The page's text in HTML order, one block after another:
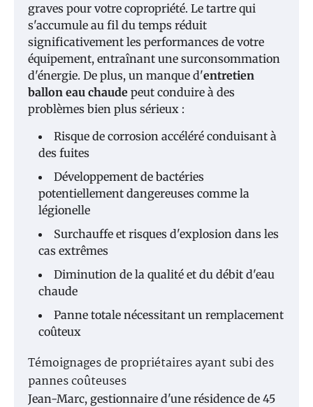
graves pour votre copropriété. Le tartre qui
s'accumule au fil du temps réduit
significativement les performances de votre
équipement, entraînant une surconsommation
d'énergie. De plus, un manque d'entretien
ballon eau chaude peut conduire à des
problèmes bien plus sérieux :
Risque de corrosion accéléré conduisant à
des fuites
Développement de bactéries
potentiellement dangereuses comme la
légionelle
Surchauffe et risques d'explosion dans les
cas extrêmes
Diminution de la qualité et du débit d'eau
chaude
Panne totale nécessitant un remplacement
coûteux
Témoignages de propriétaires ayant subi des
pannes coûteuses
Jean-Marc, gestionnaire d'une résidence de 45